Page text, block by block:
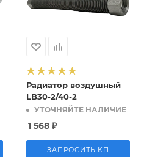
Радиатор воздушный
LB30-2/40-2
УТОЧНЯЙТЕ НАЛИЧИЕ
1 568 ₽
ЗАПРОСИТЬ КП